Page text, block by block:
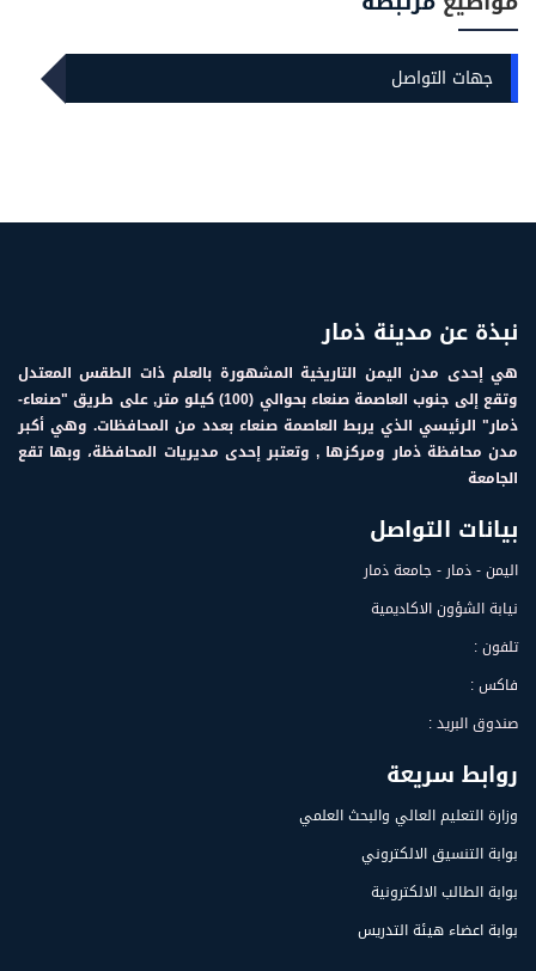
جهات التواصل
نبذة عن مدينة ذمار
هي إحدى مدن اليمن التاريخية المشهورة بالعلم ذات الطقس المعتدل
وتقع إلى جنوب العاصمة صنعاء بحوالي (100) كيلو متر, على طريق "صنعاء-
ذمار" الرئيسي الذي يربط العاصمة صنعاء بعدد من المحافظات. وهي أكبر
مدن محافظة ذمار ومركزها , وتعتبر إحدى مديريات المحافظة، وبها تقع
الجامعة
بيانات التواصل
اليمن - ذمار - جامعة ذمار
نيابة الشؤون الاكاديمية
تلفون :
فاكس :
صندوق البريد :
روابط سريعة
وزارة التعليم العالي والبحث العلمي
بوابة التنسيق الالكتروني
بوابة الطالب الالكترونية
بوابة اعضاء هيئة التدريس